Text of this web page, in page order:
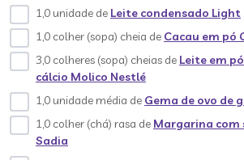
1,0 unidade de Leite condensado Light
1,0 colher (sopa) cheia de Cacau em pó
3,0 colheres (sopa) cheias de Leite em
cálcio Molico Nestlé
1,0 unidade média de Gema de ovo de
1,0 colher (chá) rasa de Margarina com
Sadia